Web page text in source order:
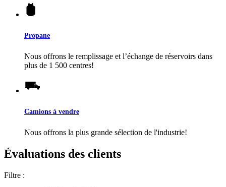
Propane
Nous offrons le remplissage et l’échange de réservoirs dans
plus de 1 500 centres!
Camions à vendre
Nous offrons la plus grande sélection de l'industrie!
Évaluations des clients
Filtre :